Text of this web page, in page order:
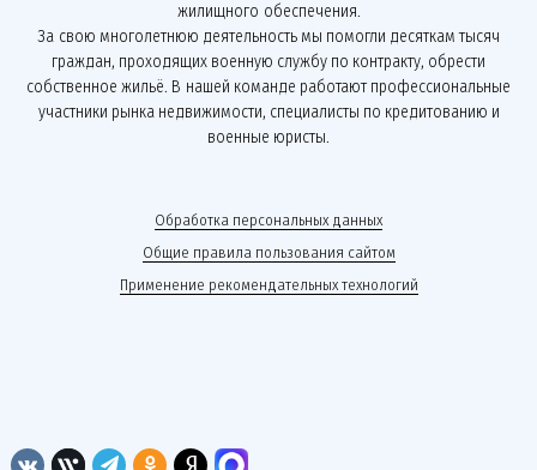
жилищного обеспечения.
За свою многолетнюю деятельность мы помогли десяткам тысяч
граждан, проходящих военную службу по контракту, обрести
собственное жильё. В нашей команде работают профессиональные
участники рынка недвижимости, специалисты по кредитованию и
военные юристы.
Обработка персональных данных
Общие правила пользования сайтом
Применение рекомендательных технологий